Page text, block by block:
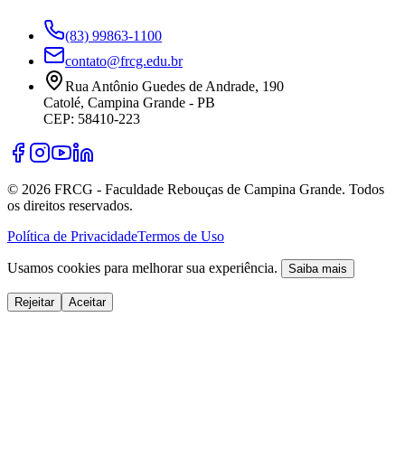
(83) 99863-1100
contato@frcg.edu.br
Rua Antônio Guedes de Andrade, 190
Catolé, Campina Grande - PB
CEP: 58410-223
© 2026 FRCG - Faculdade Rebouças de Campina Grande. Todos
os direitos reservados.
Política de PrivacidadeTermos de Uso
Usamos cookies para melhorar sua experiência. Saiba mais
Rejeitar Aceitar